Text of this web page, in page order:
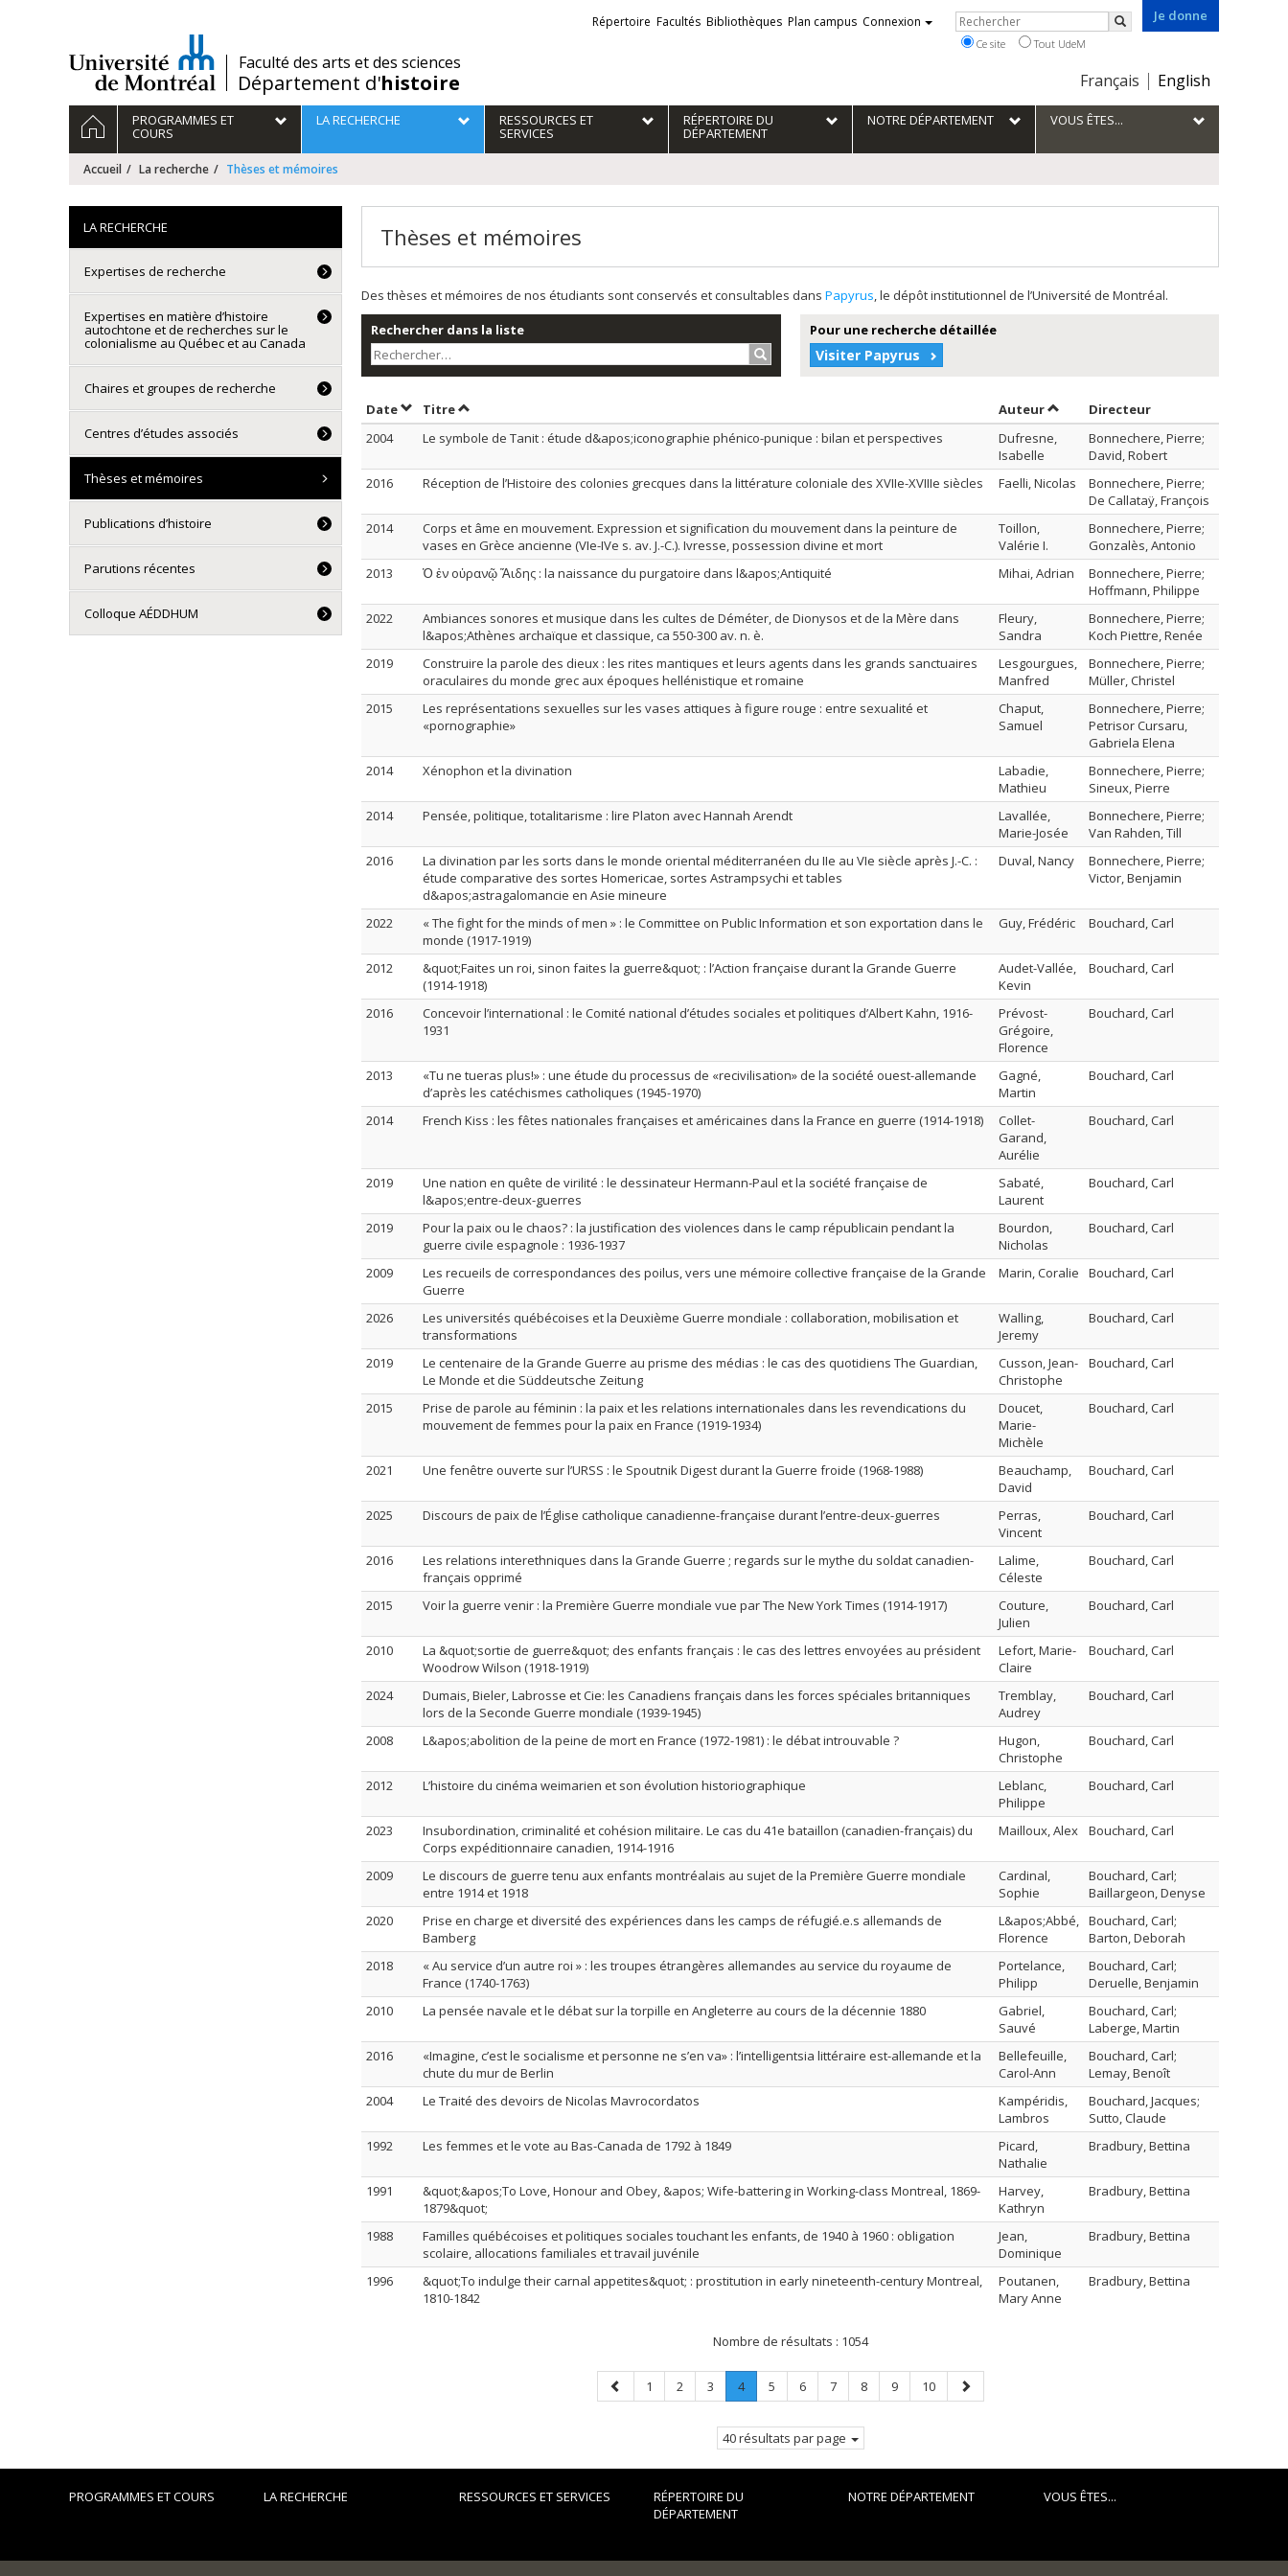
/Faculté des arts et des sciences
Département d'histoire
Je donne
Choix
la
langue
Français English
Liens
externes
Répertoire Facultés Bibliothèques Plan campus Connexion Rechercher
Rechercher
Ce site Tout UdeM
Navigation
principale
ACCUEILPROGRAMMES ET
COURS
LA RECHERCHE RESSOURCES ET
SERVICES
RÉPERTOIRE DU
DÉPARTEMENT
NOTRE DÉPARTEMENT VOUS ÊTES...
Accueil La recherche Thèses et mémoires
Thèses et mémoires
Des thèses et mémoires de nos étudiants sont conservés et consultables dans Papyrus, le dépôt institutionnel de l’Université de Montréal.
Rechercher dans la liste
Rechercher…
Pour une recherche détaillée
Visiter Papyrus
DateTrier par date en ordre croissant
TitreTrier par titre en ordre croissant AuteurTrier par auteur en ordre croissant
Directeur
2004
Le symbole de Tanit : étude d&apos;iconographie phénico-punique : bilan et perspectives
Dufresne,
Isabelle
Bonnechere, Pierre;
David, Robert
2016
Réception de l’Histoire des colonies grecques dans la littérature coloniale des XVIIe-XVIIIe siècles Faelli, Nicolas
Bonnechere, Pierre;
De Callataÿ, François
2014
Corps et âme en mouvement. Expression et signification du mouvement dans la peinture de
vases en Grèce ancienne (VIe-IVe s. av. J.-C.). Ivresse, possession divine et mort
Toillon,
Valérie I.
Bonnechere, Pierre;
Gonzalès, Antonio
2013
Ὁ ἐν οὐρανῷ Ἅιδης : la naissance du purgatoire dans l&apos;Antiquité Mihai, Adrian
Bonnechere, Pierre;
Hoffmann, Philippe
2022
Ambiances sonores et musique dans les cultes de Déméter, de Dionysos et de la Mère dans
l&apos;Athènes archaïque et classique, ca 550-300 av. n. è.
Fleury,
Sandra
Bonnechere, Pierre;
Koch Piettre, Renée
2019
Construire la parole des dieux : les rites mantiques et leurs agents dans les grands sanctuaires
oraculaires du monde grec aux époques hellénistique et romaine
Lesgourgues,
Manfred
Bonnechere, Pierre;
Müller, Christel
2015
Les représentations sexuelles sur les vases attiques à figure rouge : entre sexualité et
«pornographie»
Chaput,
Samuel
Bonnechere, Pierre;
Petrisor Cursaru,
Gabriela Elena
2014
Xénophon et la divination
Labadie,
Mathieu
Bonnechere, Pierre;
Sineux, Pierre
2014
Pensée, politique, totalitarisme : lire Platon avec Hannah Arendt
Lavallée,
Marie-Josée
Bonnechere, Pierre;
Van Rahden, Till
2016
La divination par les sorts dans le monde oriental méditerranéen du IIe au VIe siècle après J.-C. :
étude comparative des sortes Homericae, sortes Astrampsychi et tables
d&apos;astragalomancie en Asie mineure
Duval, Nancy
Bonnechere, Pierre;
Victor, Benjamin
2022
« The fight for the minds of men » : le Committee on Public Information et son exportation dans le
monde (1917-1919)
Guy, Frédéric Bouchard, Carl
2012
&quot;Faites un roi, sinon faites la guerre&quot; : l’Action française durant la Grande Guerre
(1914-1918)
Audet-Vallée,
Kevin
Bouchard, Carl
2016
Concevoir l’international : le Comité national d’études sociales et politiques d’Albert Kahn, 1916-
1931
Prévost-
Grégoire,
Florence
Bouchard, Carl
2013
«Tu ne tueras plus!» : une étude du processus de «recivilisation» de la société ouest-allemande
d’après les catéchismes catholiques (1945-1970)
Gagné,
Martin
Bouchard, Carl
2014 French Kiss : les fêtes nationales françaises et américaines dans la France en guerre (1914-1918)
Collet-
Garand,
Aurélie
Bouchard, Carl
2019
Une nation en quête de virilité : le dessinateur Hermann-Paul et la société française de
l&apos;entre-deux-guerres
Sabaté,
Laurent
Bouchard, Carl
2019
Pour la paix ou le chaos? : la justification des violences dans le camp républicain pendant la
guerre civile espagnole : 1936-1937
Bourdon,
Nicholas
Bouchard, Carl
2009
Les recueils de correspondances des poilus, vers une mémoire collective française de la Grande
Guerre
Marin, Coralie Bouchard, Carl
2026
Les universités québécoises et la Deuxième Guerre mondiale : collaboration, mobilisation et
transformations
Walling,
Jeremy
Bouchard, Carl
2019
Le centenaire de la Grande Guerre au prisme des médias : le cas des quotidiens The Guardian,
Le Monde et die Süddeutsche Zeitung
Cusson, Jean-
Christophe
Bouchard, Carl
2015
Prise de parole au féminin : la paix et les relations internationales dans les revendications du
mouvement de femmes pour la paix en France (1919-1934)
Doucet,
Marie-
Michèle
Bouchard, Carl
2021 Une fenêtre ouverte sur l’URSS : le Spoutnik Digest durant la Guerre froide (1968-1988)
Beauchamp,
David
Bouchard, Carl
2025 Discours de paix de l’Église catholique canadienne-française durant l’entre-deux-guerres
Perras,
Vincent
Bouchard, Carl
2016
Les relations interethniques dans la Grande Guerre ; regards sur le mythe du soldat canadien-
français opprimé
Lalime,
Céleste
Bouchard, Carl
2015 Voir la guerre venir : la Première Guerre mondiale vue par The New York Times (1914-1917)
Couture,
Julien
Bouchard, Carl
2010
La &quot;sortie de guerre&quot; des enfants français : le cas des lettres envoyées au président
Woodrow Wilson (1918‐1919)
Lefort, Marie-
Claire
Bouchard, Carl
2024
Dumais, Bieler, Labrosse et Cie: les Canadiens français dans les forces spéciales britanniques
lors de la Seconde Guerre mondiale (1939-1945)
Tremblay,
Audrey
Bouchard, Carl
2008 L&apos;abolition de la peine de mort en France (1972-1981) : le débat introuvable ?
Hugon,
Christophe
Bouchard, Carl
2012 L’histoire du cinéma weimarien et son évolution historiographique
Leblanc,
Philippe
Bouchard, Carl
2023
Insubordination, criminalité et cohésion militaire. Le cas du 41e bataillon (canadien-français) du
Corps expéditionnaire canadien, 1914-1916
Mailloux, Alex Bouchard, Carl
2009
Le discours de guerre tenu aux enfants montréalais au sujet de la Première Guerre mondiale
entre 1914 et 1918
Cardinal,
Sophie
Bouchard, Carl;
Baillargeon, Denyse
2020
Prise en charge et diversité des expériences dans les camps de réfugié.e.s allemands de
Bamberg
L&apos;Abbé,
Florence
Bouchard, Carl;
Barton, Deborah
2018
« Au service d’un autre roi » : les troupes étrangères allemandes au service du royaume de
France (1740-1763)
Portelance,
Philipp
Bouchard, Carl;
Deruelle, Benjamin
2010
La pensée navale et le débat sur la torpille en Angleterre au cours de la décennie 1880
Gabriel,
Sauvé
Bouchard, Carl;
Laberge, Martin
2016
«Imagine, c’est le socialisme et personne ne s’en va» : l’intelligentsia littéraire est-allemande et la
chute du mur de Berlin
Bellefeuille,
Carol-Ann
Bouchard, Carl;
Lemay, Benoît
2004
Le Traité des devoirs de Nicolas Mavrocordatos
Kampéridis,
Lambros
Bouchard, Jacques;
Sutto, Claude
1992
Les femmes et le vote au Bas-Canada de 1792 à 1849
Picard,
Nathalie
Bradbury, Bettina
1991
&quot;&apos;To Love, Honour and Obey, &apos; Wife-battering in Working-class Montreal, 1869-
1879&quot;
Harvey,
Kathryn
Bradbury, Bettina
1988
Familles québécoises et politiques sociales touchant les enfants, de 1940 à 1960 : obligation
scolaire, allocations familiales et travail juvénile
Jean,
Dominique
Bradbury, Bettina
1996
&quot;To indulge their carnal appetites&quot; : prostitution in early nineteenth-century Montreal,
1810-1842
Poutanen,
Mary Anne
Bradbury, Bettina
Nombre de résultats : 1054
Page
précédente
Page
1 Page
2 Page
3 Page
4.
Page
Page
5 Page
6 Page
7 Page
8 Page
9 Page
10
Page
suivante
40 résultats par page
LA RECHERCHE
Expertises de recherche
Expertises en matière d’histoire
autochtone et de recherches sur le
colonialisme au Québec et au Canada
Chaires et groupes de recherche
Centres d’études associés
Thèses et mémoires
Publications d’histoire
Parutions récentes
Colloque AÉDDHUM
PROGRAMMES ET COURS LA RECHERCHE RESSOURCES ET SERVICES
RÉPERTOIRE DU
DÉPARTEMENT
NOTRE DÉPARTEMENT VOUS ÊTES...